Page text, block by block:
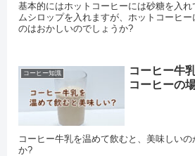
基本的にはホットコーヒーには砂糖を入
ムシロップを入れますが、ホットコーヒ
のはおかしいのでしょうか?
コーヒー知識
コーヒー牛
コーヒーの
コーヒー牛乳を温めて飲むと、美味しい
か?